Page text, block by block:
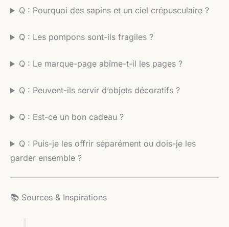
Q : Pourquoi des sapins et un ciel crépusculaire ?
Q : Les pompons sont-ils fragiles ?
Q : Le marque-page abîme-t-il les pages ?
Q : Peuvent-ils servir d’objets décoratifs ?
Q : Est-ce un bon cadeau ?
Q : Puis-je les offrir séparément ou dois-je les
garder ensemble ?
📚 Sources & Inspirations